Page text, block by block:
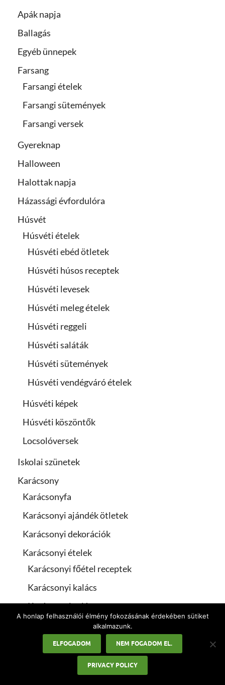
Apák napja
Ballagás
Egyéb ünnepek
Farsang
Farsangi ételek
Farsangi sütemények
Farsangi versek
Gyereknap
Halloween
Halottak napja
Házassági évfordulóra
Húsvét
Húsvéti ételek
Húsvéti ebéd ötletek
Húsvéti húsos receptek
Húsvéti levesek
Húsvéti meleg ételek
Húsvéti reggeli
Húsvéti saláták
Húsvéti sütemények
Húsvéti vendégváró ételek
Húsvéti képek
Húsvéti köszöntők
Locsolóversek
Iskolai szünetek
Karácsony
Karácsonyfa
Karácsonyi ajándék ötletek
Karácsonyi dekorációk
Karácsonyi ételek
Karácsonyi főétel receptek
Karácsonyi kalács
Karácsonyi saláta
Karácsonyi sütemények
Karácsonyi idézetek
Karácsonyi üdvözletek
A honlap felhasználói élmény fokozásának érdekében sütiket
alkalmazunk.
ELFOGADOM NEM FOGADOM EL.
PRIVACY POLICY